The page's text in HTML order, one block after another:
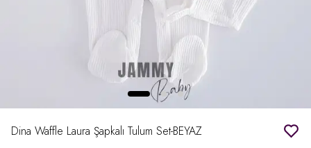
Dina Waffle Laura Şapkalı Tulum Set-BEYAZ